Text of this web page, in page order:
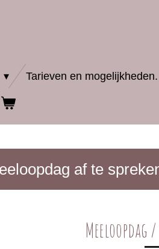
Tarieven en mogelijkheden.
af te